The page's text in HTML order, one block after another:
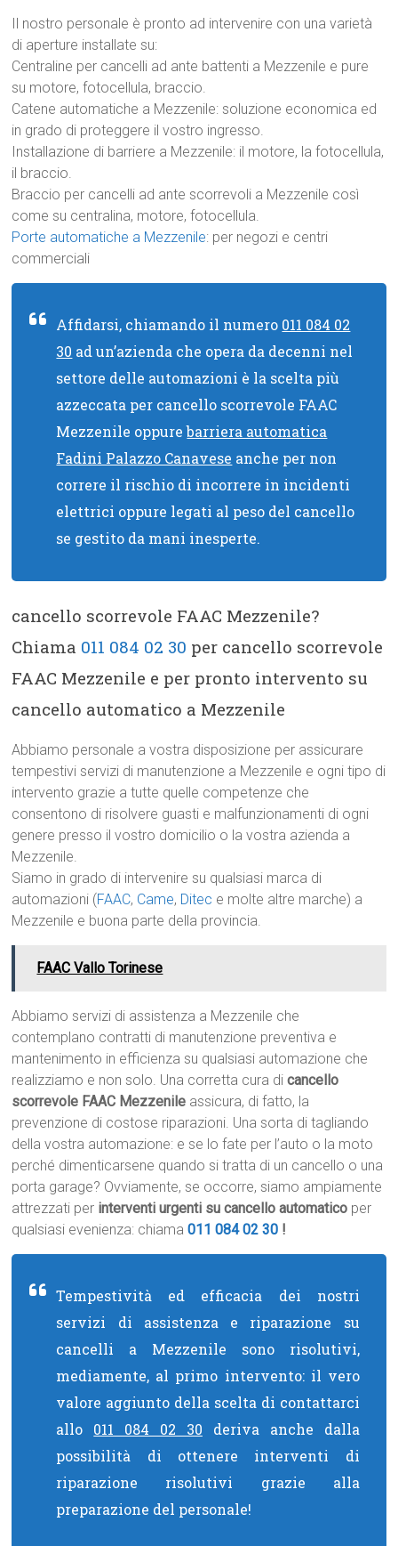
Il nostro personale è pronto ad intervenire con una varietà
di aperture installate su:
Centraline per cancelli ad ante battenti a Mezzenile e pure
su motore, fotocellula, braccio.
Catene automatiche a Mezzenile: soluzione economica ed
in grado di proteggere il vostro ingresso.
Installazione di barriere a Mezzenile: il motore, la fotocellula,
il braccio.
Braccio per cancelli ad ante scorrevoli a Mezzenile così
come su centralina, motore, fotocellula.
Porte automatiche a Mezzenile: per negozi e centri
commerciali
Affidarsi, chiamando il numero 011 084 02
30 ad un’azienda che opera da decenni nel
settore delle automazioni è la scelta più
azzeccata per cancello scorrevole FAAC
Mezzenile oppurebarriera automatica
Fadini Palazzo Canavese anche per non
correre il rischio di incorrere in incidenti
elettrici oppure legati al peso del cancello
se gestito da mani inesperte.
cancello scorrevole FAAC Mezzenile?
Chiama 011 084 02 30 per cancello scorrevole
FAAC Mezzenile e per pronto intervento su
cancello automatico a Mezzenile
Abbiamo personale a vostra disposizione per assicurare
tempestivi servizi di manutenzione a Mezzenile e ogni tipo di
intervento grazie a tutte quelle competenze che
consentono di risolvere guasti e malfunzionamenti di ogni
genere presso il vostro domicilio o la vostra azienda a
Mezzenile.
Siamo in grado di intervenire su qualsiasi marca di
automazioni (FAAC, Came, Ditec e molte altre marche) a
Mezzenile e buona parte della provincia.
FAAC Vallo Torinese
Abbiamo servizi di assistenza a Mezzenile che
contemplano contratti di manutenzione preventiva e
mantenimento in efficienza su qualsiasi automazione che
realizziamo e non solo. Una corretta cura dicancello
scorrevole FAAC Mezzenile assicura, di fatto, la
prevenzione di costose riparazioni. Una sorta di tagliando
della vostra automazione: e se lo fate per l’auto o la moto
perché dimenticarsene quando si tratta di un cancello o una
porta garage? Ovviamente, se occorre, siamo ampiamente
attrezzati per interventi urgenti su cancello automatico per
qualsiasi evenienza: chiama011 084 02 30 !
Tempestività ed efficacia dei nostri
servizi di assistenza e riparazione su
cancelli a Mezzenile sono risolutivi,
mediamente, al primo intervento: il vero
valore aggiunto della scelta di contattarci
allo 011 084 02 30 deriva anche dalla
possibilità di ottenere interventi di
riparazione risolutivi grazie alla
preparazione del personale!